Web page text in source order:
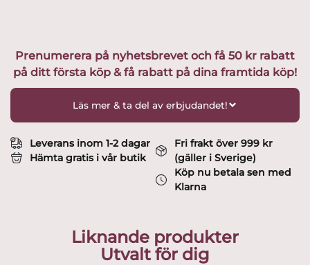
Prenumerera på nyhetsbrevet och få 50 kr rabatt
på ditt första köp & få rabatt på dina framtida köp!
Läs mer & ta del av erbjudandet!
Leverans inom 1-2 dagar
Hämta gratis i vår butik
Fri frakt över 999 kr
(gäller i Sverige)
Köp nu betala sen med
Klarna
Liknande produkter
Utvalt för dig